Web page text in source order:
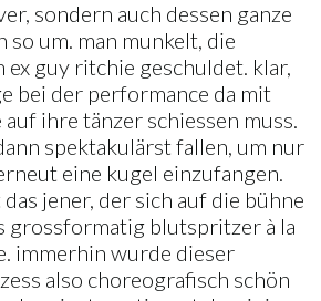
sondern auch dessen ganze
so um. man munkelt, die
ex guy ritchie geschuldet. klar,
bei der performance da mit
ihre tänzer schiessen muss.
spektakulärst fallen, um nur
eine kugel einzufangen.
jener, der sich auf die bühne
grossformatig blutspritzer à la
immerhin wurde dieser
also choreografisch schön